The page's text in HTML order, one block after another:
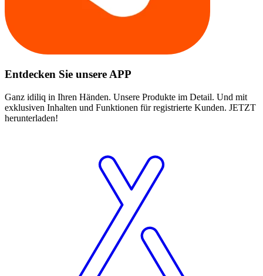
Entdecken Sie unsere APP
Ganz idiliq in Ihren Händen. Unsere Produkte im Detail. Und mit
exklusiven Inhalten und Funktionen für registrierte Kunden. JETZT
herunterladen!